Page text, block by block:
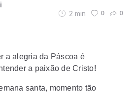
2 min 0 0
a alegria da Páscoa é
a paixão de Cristo!
santa, momento tão